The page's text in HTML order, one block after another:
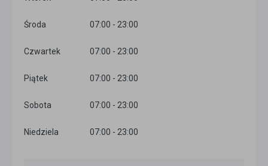
Środa 07:00 - 23:00
Czwartek 07:00 - 23:00
Piątek 07:00 - 23:00
Sobota 07:00 - 23:00
Niedziela 07:00 - 23:00